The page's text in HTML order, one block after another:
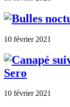
10 février 2021
Sero
10 février 2021